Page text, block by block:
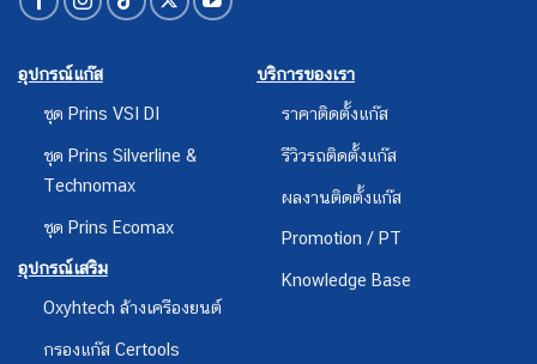
อุปกรณ์แก๊ส
ชุด Prins VSI DI
ชุด Prins Silverline &
Technomax
ชุด Prins Ecomax
อุปกรณ์เสริม
Oxyhtech ล้างเครืองยนต์
กรองแก๊ส Certools
บริการของเรา
ราคาติดตั้งแก๊ส
รีวิวรถติดตั้งแก๊ส
ผลงานติดตั้งแก๊ส
Promotion / PT
Knowledge Base